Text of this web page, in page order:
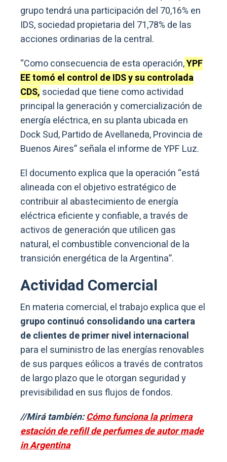
grupo tendrá una participación del 70,16% en
IDS, sociedad propietaria del 71,78% de las
acciones ordinarias de la central.
“Como consecuencia de esta operación,YPF
EE tomó el control de IDS y su controlada
CDS, sociedad que tiene como actividad
principal la generación y comercialización de
energía eléctrica, en su planta ubicada en
Dock Sud, Partido de Avellaneda, Provincia de
Buenos Aires” señala el informe de YPF Luz.
El documento explica que la operación “está
alineada con el objetivo estratégico de
contribuir al abastecimiento de energía
eléctrica eficiente y confiable, a través de
activos de generación que utilicen gas
natural, el combustible convencional de la
transición energética de la Argentina”.
Actividad Comercial
En materia comercial, el trabajo explica que el
grupo continuó consolidando una cartera
de clientes de primer nivel internacional
para el suministro de las energías renovables
de sus parques eólicos a través de contratos
de largo plazo que le otorgan seguridad y
previsibilidad en sus flujos de fondos.
//Mirá también:Cómo funciona la primera
estación de refill de perfumes de autor made
in Argentina